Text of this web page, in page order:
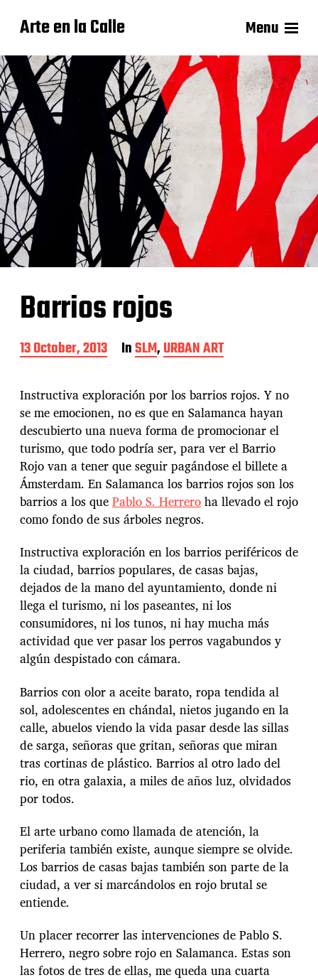
Arte en la Calle Menu
Barrios rojos
P
o
t
d
a
t
e
13 October, 2013 InSLM,URBAN ART
Instructiva exploración por los barrios rojos. Y no
se me emocionen, no es que en Salamanca hayan
descubierto una nueva forma de promocionar el
turismo, que todo podría ser, para ver el Barrio
Rojo van a tener que seguir pagándose el billete a
Ámsterdam. En Salamanca los barrios rojos son los
barrios a los quePablo S. Herreroha llevado el rojo
como fondo de sus árboles negros.
Instructiva exploración en los barrios periféricos de
la ciudad, barrios populares, de casas bajas,
dejados de la mano del ayuntamiento, donde ni
llega el turismo, ni los paseantes, ni los
consumidores, ni los tunos, ni hay mucha más
actividad que ver pasar los perros vagabundos y
algún despistado con cámara.
Barrios con olor a aceite barato, ropa tendida al
sol, adolescentes en chándal, nietos jugando en la
calle, abuelos viendo la vida pasar desde las sillas
de sarga, señoras que gritan, señoras que miran
tras cortinas de plástico. Barrios al otro lado del
rio, en otra galaxia, a miles de años luz, olvidados
por todos.
El arte urbano como llamada de atención, la
periferia también existe, aunque siempre se olvide.
Los barrios de casas bajas también son parte de la
ciudad, a ver si marcándolos en rojo brutal se
entiende.
Un placer recorrer las intervenciones de Pablo S.
Herrero, negro sobre rojo en Salamanca. Estas son
las fotos de tres de ellas, me queda una cuarta